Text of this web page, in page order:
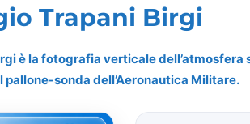
Trapani Birgi
è la fotografia verticale
sonda dell’Aeronautica Militare.